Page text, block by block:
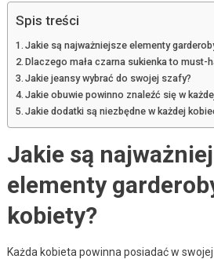
Spis treści
Jakie są najważniejsze elementy
Dlaczego mała czarna sukienka to must-
Jakie jeansy wybrać do swojej szafy?
Jakie obuwie powinno znaleźć się w
Jakie dodatki są niezbędne w każdej
Jakie są
elementy
kobiety?
Każda kobieta powinna posiadać w